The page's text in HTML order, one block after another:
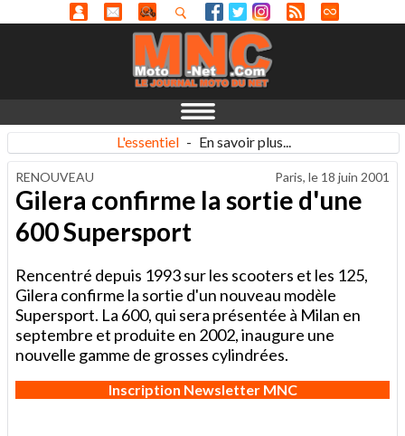
L'essentiel - En savoir plus...
RENOUVEAU Paris, le 18 juin 2001
Gilera confirme la sortie d'une
600 Supersport
Rencentré depuis 1993 sur les scooters et les 125,
Gilera confirme la sortie d'un nouveau modèle
Supersport. La 600, qui sera présentée à Milan en
septembre et produite en 2002, inaugure une
nouvelle gamme de grosses cylindrées.
Inscription Newsletter MNC